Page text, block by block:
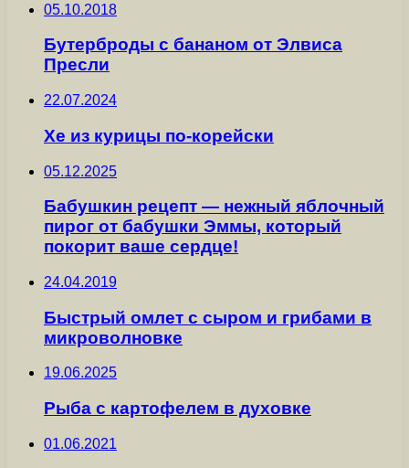
05.10.2018
Бутерброды с бананом от Элвиса
Пресли
22.07.2024
Хе из курицы по-корейски
05.12.2025
Бабушкин рецепт — нежный яблочный
пирог от бабушки Эммы, который
покорит ваше сердце!
24.04.2019
Быстрый омлет с сыром и грибами в
микроволновке
19.06.2025
Рыба с картофелем в духовке
01.06.2021